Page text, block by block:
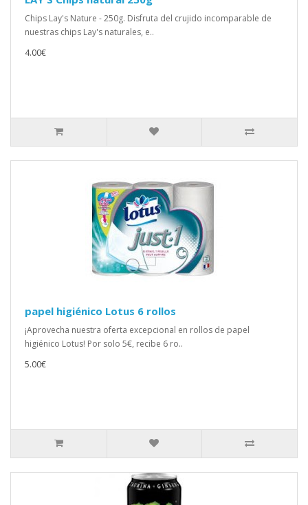
Chips Lay's Nature - 250g. Disfruta del crujido incomparable de
nuestras chips Lay's naturales, e..
4.00€
papel higiénico Lotus 6 rollos
¡Aprovecha nuestra oferta excepcional en rollos de papel
higiénico Lotus! Por solo 5€, recibe 6 ro..
5.00€